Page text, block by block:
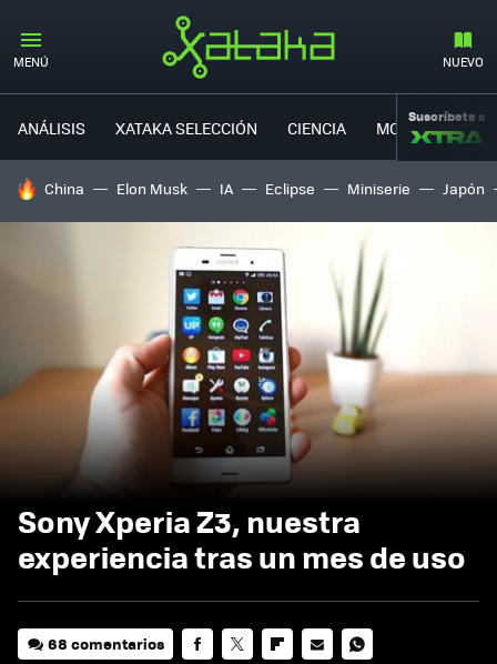
MENÚ NUEVO
ANÁLISIS XATAKA SELECCIÓN CIENCIA MOVILIDAD
Suscríbete a
HOY SE HABLA DE
China Elon Musk IA Eclipse Miniserie Japón
Sony Xperia Z3, nuestra
experiencia tras un mes de uso
68 comentarios